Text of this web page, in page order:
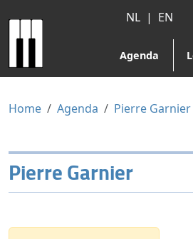
NL | EN
Agenda
Home Agenda Pierre Garnier
Pierre Garnier